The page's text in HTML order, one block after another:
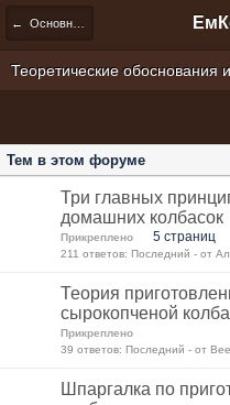
← Основные принципы приготовления колбас дома
Теоретические обоснования
Тем в этом форуме
Три главных
домашних колбасок
Прикреплено 5 страниц
211 ответов: Последний - от
Теория
сырокопченой
Прикреплено
39 ответов: Последний - от
Шпаргалка по